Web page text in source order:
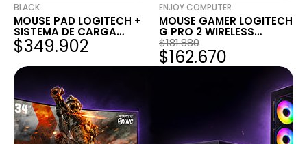
BLACK
MOUSE PAD LOGITECH +
SISTEMA DE CARGA
LOGITECH POW...
$349.902
ENJOY COMPUTER
MOUSE GAMER LOGITECH
G PRO 2 WIRELESS
MOUSE MAGENTA
$181.880
$162.670